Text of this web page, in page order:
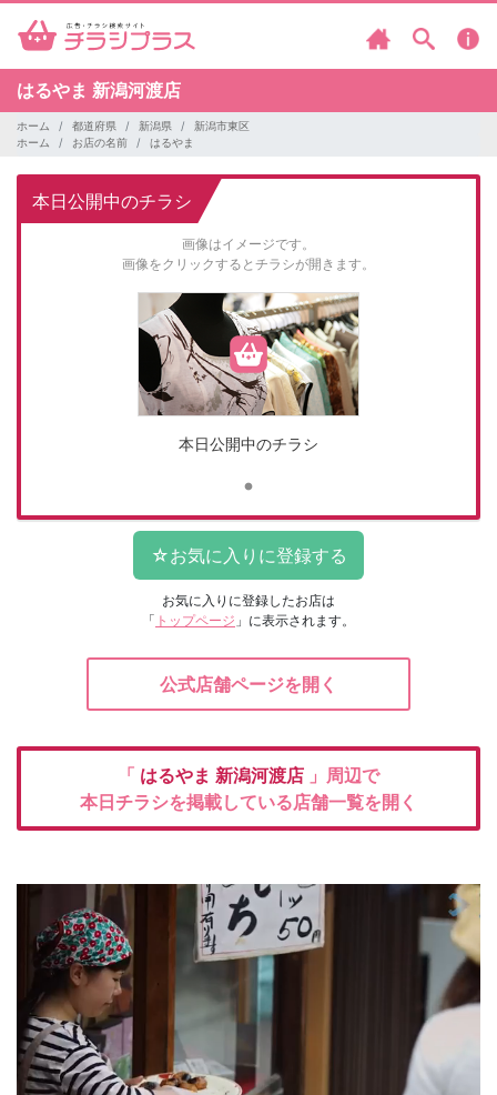
はるやま 新潟河渡店
ホーム 都道府県 新潟県
新潟市東区
ホーム
お店の名前 はるやま
本日公開中のチラシ
画像はイメージです。
画像をクリックするとチラシが開きます。
本日公開中のチラシ
お気に入りに登録したお店は
「 トップページ 」に表示されます。
公式店舗ページを開く
「 はるやま 新潟河渡店 」周辺で
本日チラシを掲載している店舗一覧を開く